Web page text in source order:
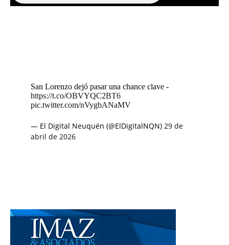
San Lorenzo dejó pasar una chance clave -
https://t.co/OBVYQC2BT6
pic.twitter.com/nVygbANaMV
— El Digital Neuquén (@ElDigitalNQN) 29 de
abril de 2026